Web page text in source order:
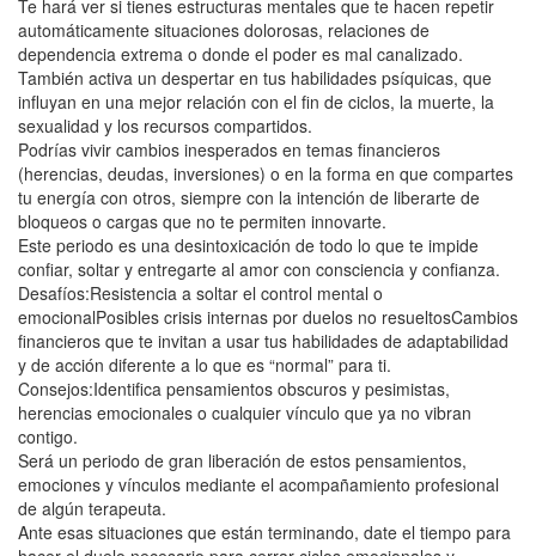
Te hará ver si tienes estructuras mentales que te hacen repetir
automáticamente situaciones dolorosas, relaciones de
dependencia extrema o donde el poder es mal canalizado.
También activa un despertar en tus habilidades psíquicas, que
influyan en una mejor relación con el fin de ciclos, la muerte, la
sexualidad y los recursos compartidos.
Podrías vivir cambios inesperados en temas financieros
(herencias, deudas, inversiones) o en la forma en que compartes
tu energía con otros, siempre con la intención de liberarte de
bloqueos o cargas que no te permiten innovarte.
Este periodo es una desintoxicación de todo lo que te impide
confiar, soltar y entregarte al amor con consciencia y confianza.
Desafíos:Resistencia a soltar el control mental o
emocionalPosibles crisis internas por duelos no resueltosCambios
financieros que te invitan a usar tus habilidades de adaptabilidad
y de acción diferente a lo que es “normal” para ti.
Consejos:Identifica pensamientos obscuros y pesimistas,
herencias emocionales o cualquier vínculo que ya no vibran
contigo.
Será un periodo de gran liberación de estos pensamientos,
emociones y vínculos mediante el acompañamiento profesional
de algún terapeuta.
Ante esas situaciones que están terminando, date el tiempo para